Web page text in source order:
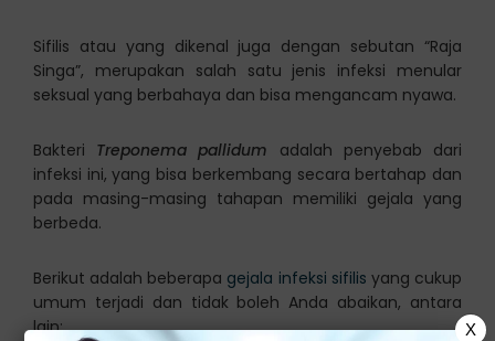
Sifilis atau yang dikenal juga dengan sebutan “Raja
Singa”, merupakan salah satu jenis infeksi menular
seksual yang berbahaya dan bisa mengancam nyawa.
Bakteri Treponema pallidum adalah penyebab dari
infeksi ini, yang bisa berkembang secara bertahap dan
pada masing-masing tahapan memiliki gejala yang
berbeda.
Berikut adalah beberapa gejala infeksi sifilis yang cukup
umum terjadi dan tidak boleh Anda abaikan, antara
lain:
X